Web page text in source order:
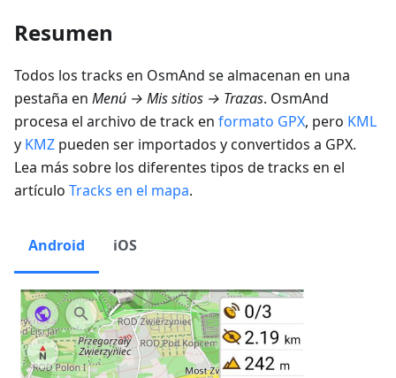
Resumen
Todos los tracks en OsmAnd se almacenan en una
pestaña en Menú → Mis sitios → Trazas. OsmAnd
procesa el archivo de track en formato GPX, pero KML
y KMZ pueden ser importados y convertidos a GPX.
Lea más sobre los diferentes tipos de tracks en el
artículo Tracks en el mapa.
Android iOS